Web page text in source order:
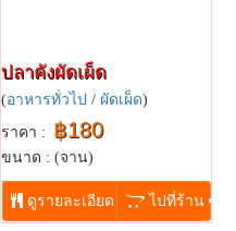
ปลาคังผัดเผ็ด
(อาหารทั่วไป / ผัดเผ็ด)
ราคา : ฿180
ขนาด : (จาน)
...
ดูรายละเอียด ไปที่ร้าน